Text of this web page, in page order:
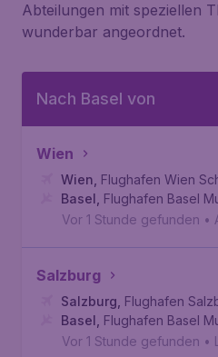
Abteilungen mit speziellen
wunderbar angeordnet.
Nach Basel von
Wien
Wien Flughafen Wien
Basel Flughafen Basel
Vor 1 Stunde gefunden •
Salzburg
Salzburg Flughafen
Basel Flughafen Basel
Vor 1 Stunde gefunden •